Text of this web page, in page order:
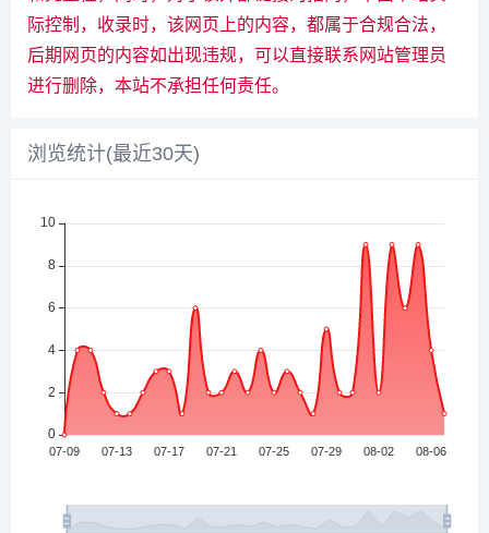
际控制，收录时，该网页上的内容，都属于合规合法，
后期网页的内容如出现违规，可以直接联系网站管理员
进行删除，本站不承担任何责任。
浏览统计(最近30天)